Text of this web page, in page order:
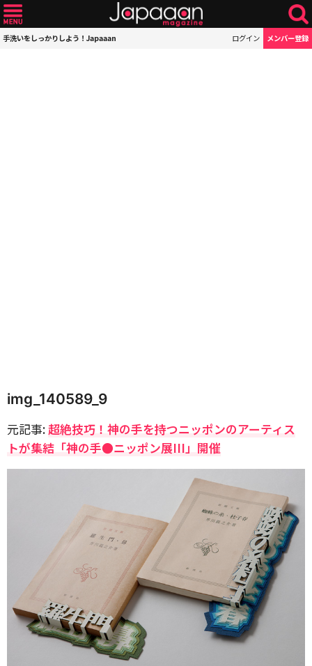
手洗いをしっかりしよう！Japaaan ログイン メンバー登録
img_140589_9
元記事:超絶技巧！神の手を持つニッポンのアーティス
トが集結「神の手●ニッポン展III」開催